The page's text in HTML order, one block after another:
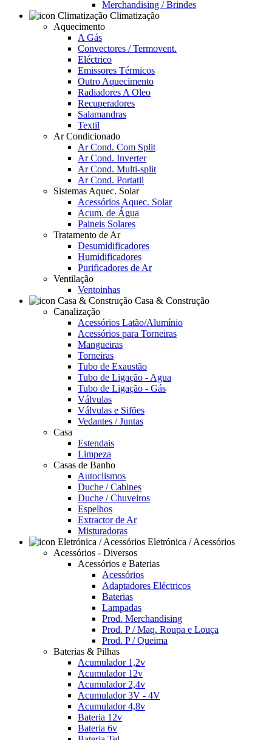
Merchandising / Brindes
Climatização
Aquecimento
A Gás
Convectores / Termovent.
Eléctrico
Emissores Térmicos
Outro Aquecimento
Radiadores A Oleo
Recuperadores
Salamandras
Textil
Ar Condicionado
Ar Cond. Com Split
Ar Cond. Inverter
Ar Cond. Multi-split
Ar Cond. Portatil
Sistemas Aquec. Solar
Acessórios Aquec. Solar
Acum. de Água
Paineis Solares
Tratamento de Ar
Desumidificadores
Humidificadores
Purificadores de Ar
Ventilação
Ventoinhas
Casa & Construção
Canalização
Acessórios Latão/Alumínio
Acessórios para Torneiras
Mangueiras
Torneiras
Tubo de Exaustão
Tubo de Ligação - Agua
Tubo de Ligação - Gás
Válvulas
Válvulas e Sifões
Vedantes / Juntas
Casa
Estendais
Limpeza
Casas de Banho
Autoclismos
Duche / Cabines
Duche / Chuveiros
Espelhos
Extractor de Ar
Misturadoras
Eletrónica / Acessórios
Acessórios - Diversos
Acessórios e Baterias
Acessórios
Adaptadores Eléctricos
Baterias
Lampadas
Prod. Merchandising
Prod. P / Maq. Roupa e Louça
Prod. P / Queima
Baterias & Pilhas
Acumulador 1,2v
Acumulador 12v
Acumulador 2,4v
Acumulador 3V - 4V
Acumulador 4,8v
Bateria 12v
Bateria 6v